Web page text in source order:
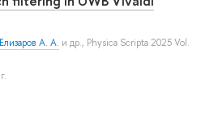
Елизаров А. А. и др., Physica Scripta 2025 Vol.